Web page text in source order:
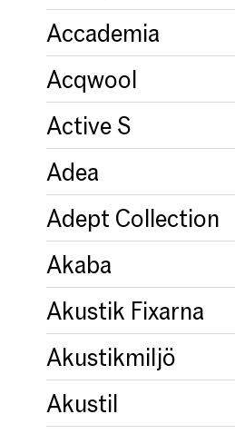
Accademia
Acqwool
Active S
Adea
Adept Collection
Akaba
Akustik Fixarna
Akustikmiljö
Akustil